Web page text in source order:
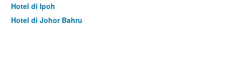
Hotel di Ipoh
Hotel di Johor Bahru